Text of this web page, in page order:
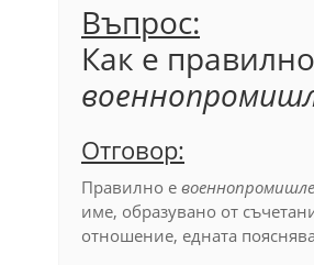
Въпрос:
Как е
Отговор:
Правилно е
име, образувано от
отношение, едната